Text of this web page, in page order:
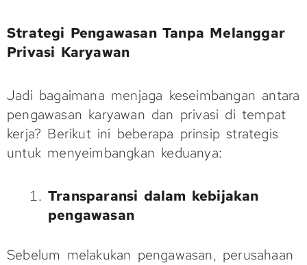
Strategi Pengawasan Tanpa Melanggar
Privasi Karyawan
Jadi bagaimana menjaga keseimbangan antara
pengawasan karyawan dan privasi di tempat
kerja? Berikut ini beberapa prinsip strategis
untuk menyeimbangkan keduanya:
Transparansi dalam kebijakan
pengawasan
Sebelum melakukan pengawasan, perusahaan